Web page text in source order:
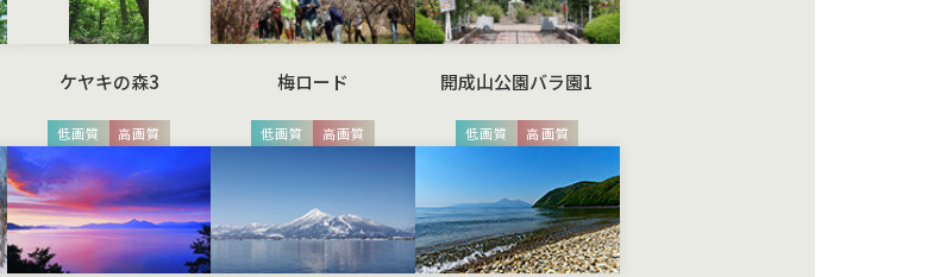
ケヤキの森3
低画質 高画質
梅ロード
低画質 高画質
開成山公園バラ園1
低画質 高画質